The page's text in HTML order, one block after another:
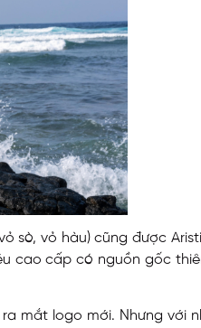
sò, vỏ hàu) cũng được
cao cấp có nguồn gốc
mắt logo mới. Nhưng với